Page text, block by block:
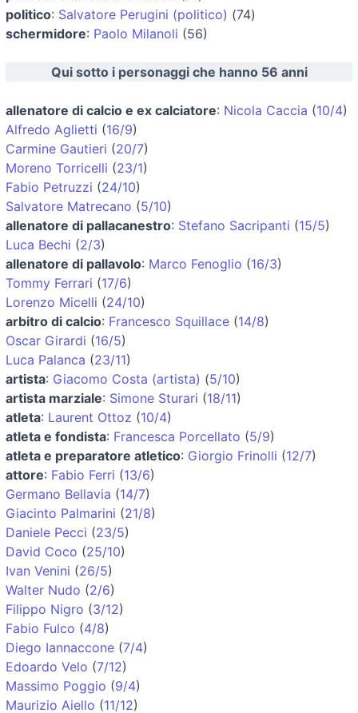
politico: Salvatore Perugini (politico) (74)
schermidore: Paolo Milanoli (56)
Qui sotto i personaggi che hanno 56 anni
allenatore di calcio e ex calciatore: Nicola Caccia (10/4)
Alfredo Aglietti (16/9)
Carmine Gautieri (20/7)
Moreno Torricelli (23/1)
Fabio Petruzzi (24/10)
Salvatore Matrecano (5/10)
allenatore di pallacanestro: Stefano Sacripanti (15/5)
Luca Bechi (2/3)
allenatore di pallavolo: Marco Fenoglio (16/3)
Tommy Ferrari (17/6)
Lorenzo Micelli (24/10)
arbitro di calcio: Francesco Squillace (14/8)
Oscar Girardi (16/5)
Luca Palanca (23/11)
artista: Giacomo Costa (artista) (5/10)
artista marziale: Simone Sturari (18/11)
atleta: Laurent Ottoz (10/4)
atleta e fondista: Francesca Porcellato (5/9)
atleta e preparatore atletico: Giorgio Frinolli (12/7)
attore: Fabio Ferri (13/6)
Germano Bellavia (14/7)
Giacinto Palmarini (21/8)
Daniele Pecci (23/5)
David Coco (25/10)
Ivan Venini (26/5)
Walter Nudo (2/6)
Filippo Nigro (3/12)
Fabio Fulco (4/8)
Diego Iannaccone (7/4)
Edoardo Velo (7/12)
Massimo Poggio (9/4)
Maurizio Aiello (11/12)